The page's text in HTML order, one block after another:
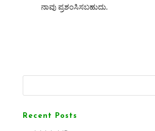
ನಾವು ಪ್ರಶಂಸಿಸಬಹುದು.
Recent Posts